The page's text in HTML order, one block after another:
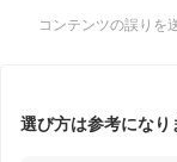
コンテンツの誤りを
選び方は参考になり